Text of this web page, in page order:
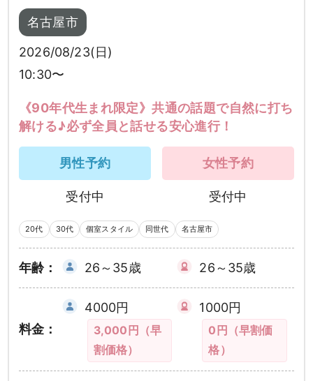
名古屋市
2026/08/23(日)
10:30〜
《90年代生まれ限定》共通の話題で自然に打ち
解ける♪必ず全員と話せる安心進行！
男性予約
受付中
女性予約
受付中
20代 30代 個室スタイル 同世代 名古屋市
年齢： 26～35歳 26～35歳
料金：
4000円
3,000円（早
割価格）
1000円
0円（早割価
格）